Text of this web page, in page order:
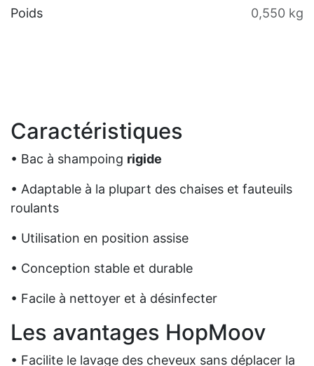
Poids 0,550 kg
Caractéristiques
• Bac à shampoing rigide
• Adaptable à la plupart des chaises et fauteuils
roulants
• Utilisation en position assise
• Conception stable et durable
• Facile à nettoyer et à désinfecter
Les avantages HopMoov
• Facilite le lavage des cheveux sans déplacer la